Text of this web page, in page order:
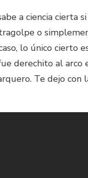
a ciencia cierta
o
lo único
derechito al
Te dejo con